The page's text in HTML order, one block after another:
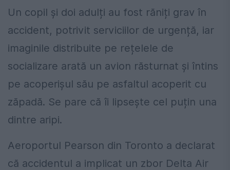
Un copil și doi adulți au fost răniți grav în
accident, potrivit serviciilor de urgență, iar
imaginile distribuite pe rețelele de
socializare arată un avion răsturnat și întins
pe acoperișul său pe asfaltul acoperit cu
zăpadă. Se pare că îi lipsește cel puțin una
dintre aripi.
Aeroportul Pearson din Toronto a declarat
că accidentul a implicat un zbor Delta Air